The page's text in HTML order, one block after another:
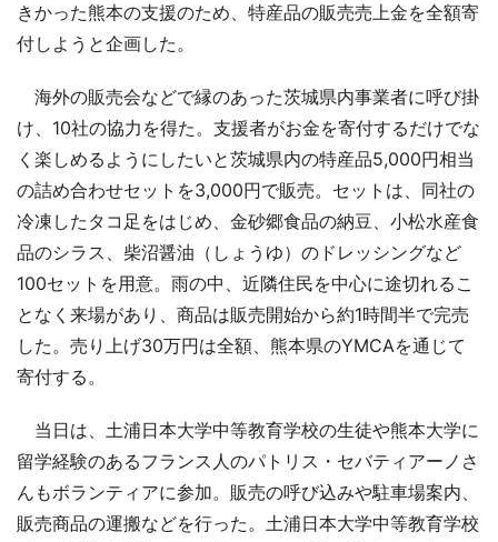
きかった熊本の支援のため、特産品の販売売上金を全額寄
付しようと企画した。
海外の販売会などで縁のあった茨城県内事業者に呼び掛
け、10社の協力を得た。支援者がお金を寄付するだけでな
く楽しめるようにしたいと茨城県内の特産品5,000円相当
の詰め合わせセットを3,000円で販売。セットは、同社の
冷凍したタコ足をはじめ、金砂郷食品の納豆、小松水産食
品のシラス、柴沼醤油（しょうゆ）のドレッシングなど
100セットを用意。雨の中、近隣住民を中心に途切れるこ
となく来場があり、商品は販売開始から約1時間半で完売
した。売り上げ30万円は全額、熊本県のYMCAを通じて
寄付する。
当日は、土浦日本大学中等教育学校の生徒や熊本大学に
留学経験のあるフランス人のパトリス・セバティアーノさ
んもボランティアに参加。販売の呼び込みや駐車場案内、
販売商品の運搬などを行った。土浦日本大学中等教育学校